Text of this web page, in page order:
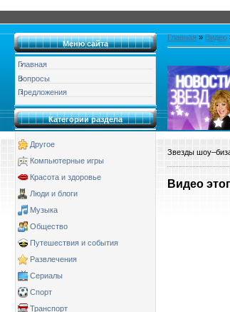
Меню сайта
Главная
Вопросы
Предложения
Категории раздела
Другое
Компьютерные игры
Красота и здоровье
Люди и блоги
Музыка
Общество
Путешествия и события
Развлечения
Сериалы
Спорт
Транспорт
Главная » Видео
Звезды
Видео